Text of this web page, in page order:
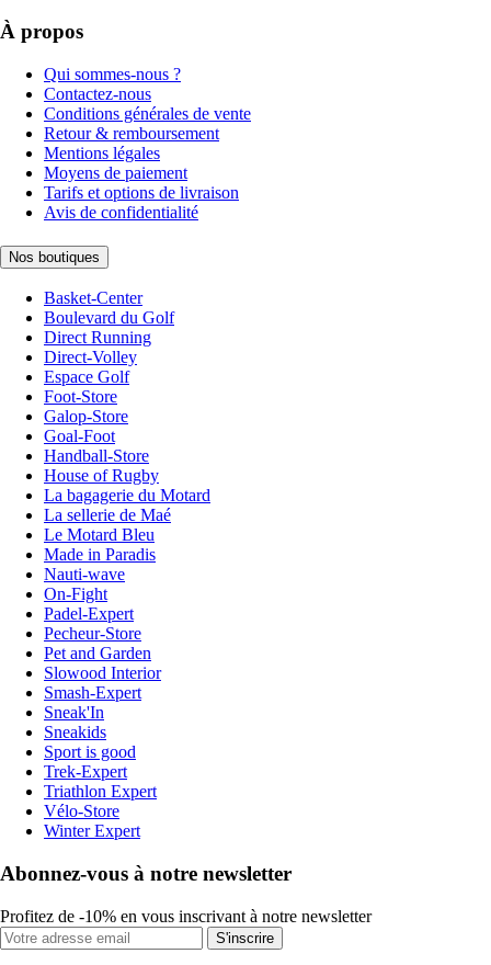
À propos
Qui sommes-nous ?
Contactez-nous
Conditions générales de vente
Retour & remboursement
Mentions légales
Moyens de paiement
Tarifs et options de livraison
Avis de confidentialité
Nos boutiques
Basket-Center
Boulevard du Golf
Direct Running
Direct-Volley
Espace Golf
Foot-Store
Galop-Store
Goal-Foot
Handball-Store
House of Rugby
La bagagerie du Motard
La sellerie de Maé
Le Motard Bleu
Made in Paradis
Nauti-wave
On-Fight
Padel-Expert
Pecheur-Store
Pet and Garden
Slowood Interior
Smash-Expert
Sneak'In
Sneakids
Sport is good
Trek-Expert
Triathlon Expert
Vélo-Store
Winter Expert
Abonnez-vous à notre newsletter
Profitez de -10% en vous inscrivant à notre newsletter
S'inscrire